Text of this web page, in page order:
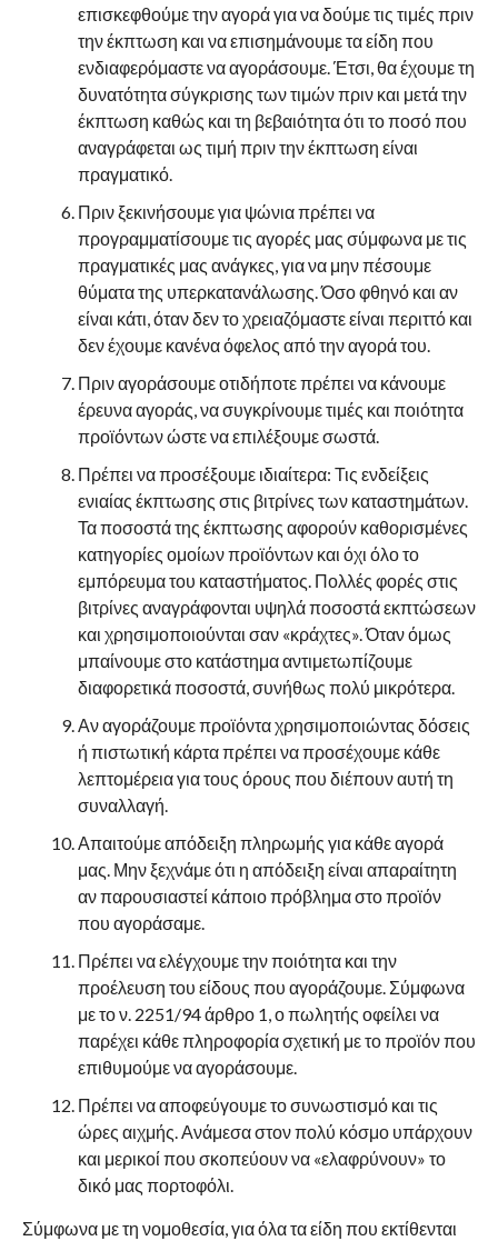
επισκεφθούμε την αγορά για να δούμε τις τιμές πριν
την έκπτωση και να επισημάνουμε τα είδη που
ενδιαφερόμαστε να αγοράσουμε. Έτσι, θα έχουμε τη
δυνατότητα σύγκρισης των τιμών πριν και μετά την
έκπτωση καθώς και τη βεβαιότητα ότι το ποσό που
αναγράφεται ως τιμή πριν την έκπτωση είναι
πραγματικό.
Πριν ξεκινήσουμε για ψώνια πρέπει να
προγραμματίσουμε τις αγορές μας σύμφωνα με τις
πραγματικές μας ανάγκες, για να μην πέσουμε
θύματα της υπερκατανάλωσης. Όσο φθηνό και αν
είναι κάτι, όταν δεν το χρειαζόμαστε είναι περιττό και
δεν έχουμε κανένα όφελος από την αγορά του.
Πριν αγοράσουμε οτιδήποτε πρέπει να κάνουμε
έρευνα αγοράς, να συγκρίνουμε τιμές και ποιότητα
προϊόντων ώστε να επιλέξουμε σωστά.
Πρέπει να προσέξουμε ιδιαίτερα: Τις ενδείξεις
ενιαίας έκπτωσης στις βιτρίνες των καταστημάτων.
Τα ποσοστά της έκπτωσης αφορούν καθορισμένες
κατηγορίες ομοίων προϊόντων και όχι όλο το
εμπόρευμα του καταστήματος. Πολλές φορές στις
βιτρίνες αναγράφονται υψηλά ποσοστά εκπτώσεων
και χρησιμοποιούνται σαν «κράχτες». Όταν όμως
μπαίνουμε στο κατάστημα αντιμετωπίζουμε
διαφορετικά ποσοστά, συνήθως πολύ μικρότερα.
Αν αγοράζουμε προϊόντα χρησιμοποιώντας δόσεις
ή πιστωτική κάρτα πρέπει να προσέχουμε κάθε
λεπτομέρεια για τους όρους που διέπουν αυτή τη
συναλλαγή.
Απαιτούμε απόδειξη πληρωμής για κάθε αγορά
μας. Μην ξεχνάμε ότι η απόδειξη είναι απαραίτητη
αν παρουσιαστεί κάποιο πρόβλημα στο προϊόν
που αγοράσαμε.
Πρέπει να ελέγχουμε την ποιότητα και την
προέλευση του είδους που αγοράζουμε. Σύμφωνα
με το ν. 2251/94 άρθρο 1, ο πωλητής οφείλει να
παρέχει κάθε πληροφορία σχετική με το προϊόν που
επιθυμούμε να αγοράσουμε.
Πρέπει να αποφεύγουμε το συνωστισμό και τις
ώρες αιχμής. Ανάμεσα στον πολύ κόσμο υπάρχουν
και μερικοί που σκοπεύουν να «ελαφρύνουν» το
δικό μας πορτοφόλι.
Σύμφωνα με τη νομοθεσία, για όλα τα είδη που εκτίθενται